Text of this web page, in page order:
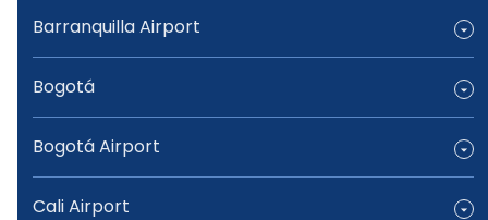
Barranquilla Airport
Bogotá
Bogotá Airport
Cali Airport